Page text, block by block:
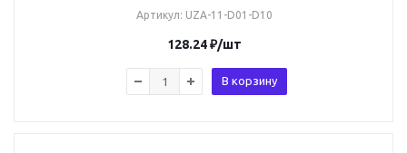
Артикул: UZA-11-D01-D10
128.24₽/шт
В корзину